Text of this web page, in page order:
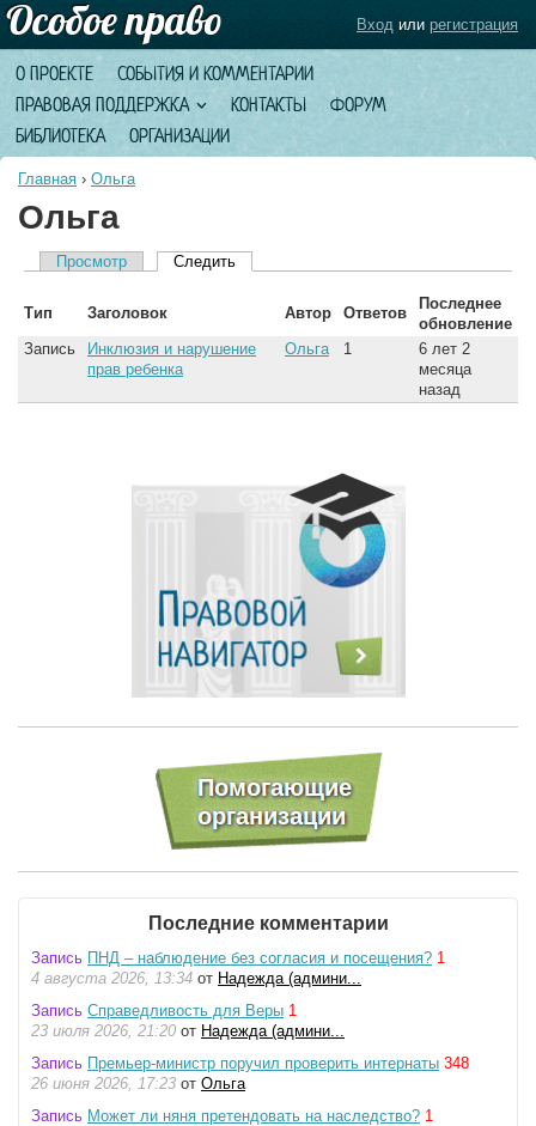
О ПРОЕКТЕ
СОБЫТИЯ И КОММЕНТАРИИ
ПРАВОВАЯ ПОДДЕРЖКА
КОНТАКТЫ
ФОРУМ
БИБЛИОТЕКА
ОРГАНИЗАЦИИ
Вход или регистрация
Главная › Ольга
Ольга
Главные вкладки
Просмотр Следить(активная вкладка)
Тип Заголовок Автор Ответов
Последнее
обновление
Запись
Инклюзия и нарушение
прав ребенка
Ольга 1
6 лет 2
месяца
назад
Последние комментарии
Запись ПНД – наблюдение без согласия и посещения? 1
4 августа 2026, 13:34 от Надежда (админи...
Запись Справедливость для Веры 1
23 июля 2026, 21:20 от Надежда (админи...
Запись Премьер-министр поручил проверить интернаты 348
26 июня 2026, 17:23 от Ольга
Запись Может ли няня претендовать на наследство? 1